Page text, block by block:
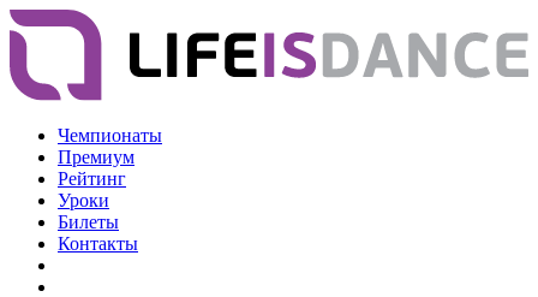
Чемпионаты
Премиум
Рейтинг
Уроки
Билеты
Контакты